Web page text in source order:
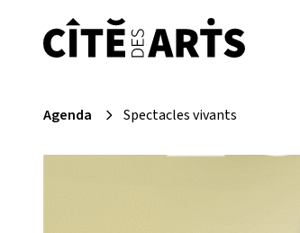
Agenda Spectacles vivants